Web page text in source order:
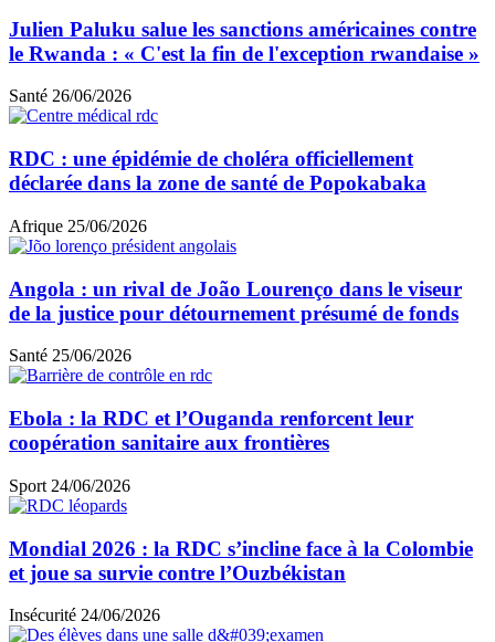
Julien Paluku salue les sanctions américaines contre
le Rwanda : « C'est la fin de l'exception rwandaise »
Santé 26/06/2026
RDC : une épidémie de choléra officiellement
déclarée dans la zone de santé de Popokabaka
Afrique 25/06/2026
Angola : un rival de João Lourenço dans le viseur
de la justice pour détournement présumé de fonds
Santé 25/06/2026
Ebola : la RDC et l’Ouganda renforcent leur
coopération sanitaire aux frontières
Sport 24/06/2026
Mondial 2026 : la RDC s’incline face à la Colombie
et joue sa survie contre l’Ouzbékistan
Insécurité 24/06/2026